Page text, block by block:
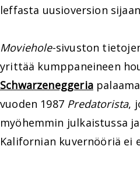
leffasta uusioversion
Moviehole-sivuston
yrittää kumppaneineen
Schwarzeneggeria
vuoden 1987 Predatorista,
myöhemmin julkaistussa
Kalifornian kuvernööriä ei